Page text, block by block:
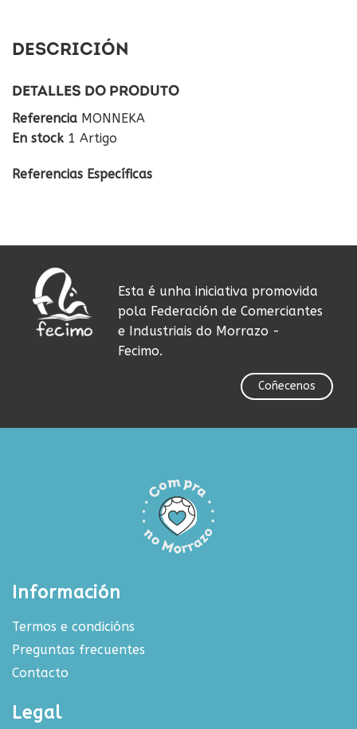
DESCRICIÓN
DETALLES DO PRODUTO
Referencia MONNEKA
En stock 1 Artigo
Referencias Específicas
Esta é unha iniciativa promovida
pola Federación de Comerciantes
e Industriais do Morrazo -
Fecimo.
Coñecenos
Información
Termos e condicións
Preguntas frecuentes
Contacto
Legal